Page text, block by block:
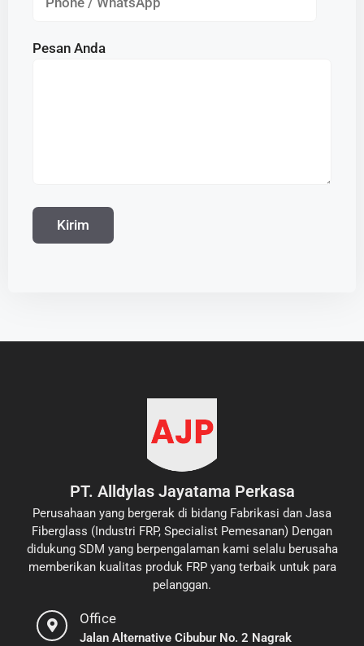
Pesan Anda
PT. Alldylas Jayatama Perkasa
Perusahaan yang bergerak di bidang Fabrikasi dan Jasa
Fiberglass (Industri FRP, Specialist Pemesanan) Dengan
didukung SDM yang berpengalaman kami selalu berusaha
memberikan kualitas produk FRP yang terbaik untuk para
pelanggan.
Office
Jalan Alternative Cibubur No. 2 Nagrak